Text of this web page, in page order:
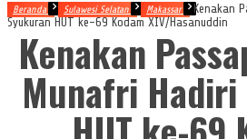
Beranda Sulawesi Selatan Makassar
Kenakan
Syukuran HUT ke-69 Kodam XIV/Hasanuddin
Kenakan
Munafri